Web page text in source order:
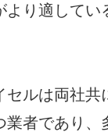
より適してい
セルは両社共
業者であり、